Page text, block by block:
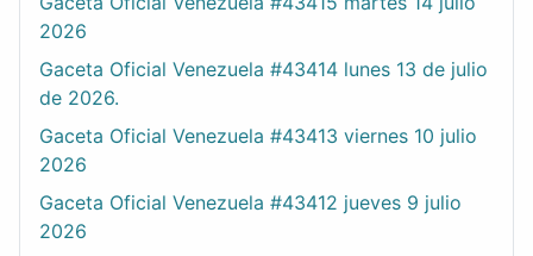
2026
Gaceta Oficial Venezuela #43414 lunes 13 de julio
de 2026.
Gaceta Oficial Venezuela #43413 viernes 10 julio
2026
Gaceta Oficial Venezuela #43412 jueves 9 julio
2026